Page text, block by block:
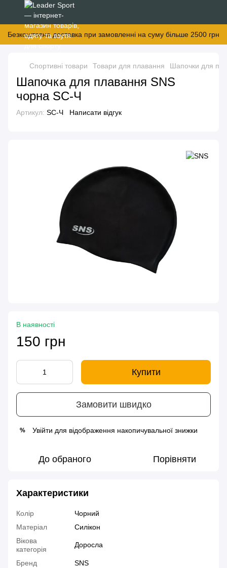
Безкоштовна доставка при замовленні на суму більше 2500 грн
Спортивні товари Товари для плавання Шапочки для
Шапочка для плавання SNS
чорна SC-Ч
Артикул: SC-Ч Написати відгук
В наявності
150 грн
Купити
Замовити швидко
% Увійти для відображення накопичувальної знижки
До обраного Порівняти
Характеристики
Колір
Чорний
Матеріал
Силікон
Вікова
категорія
Доросла
Бренд
SNS